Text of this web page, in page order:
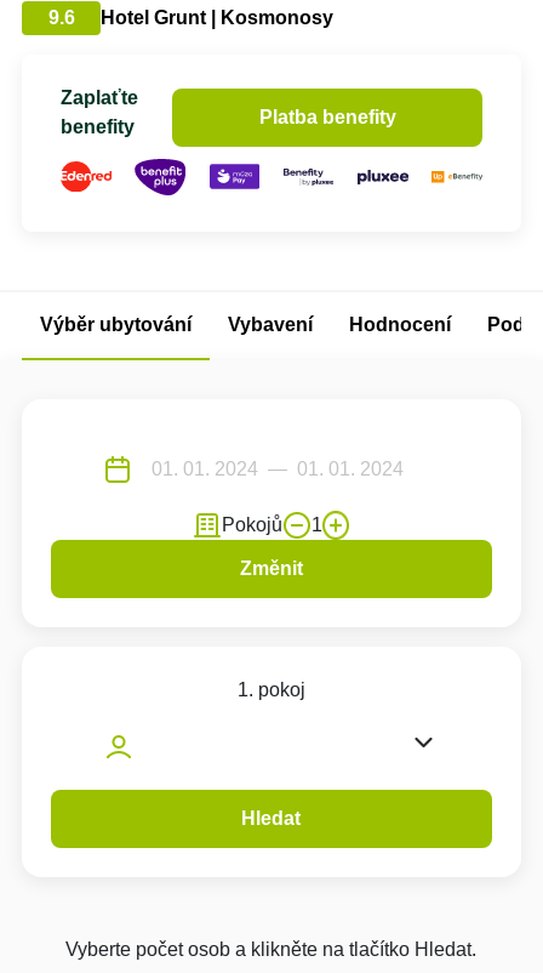
9.6 Hotel Grunt | Kosmonosy
Zaplaťte
benefity
Platba benefity
Výběr ubytování Vybavení Hodnocení
Pokojů 1
Změnit
1. pokoj
Hledat
Vyberte počet osob a klikněte na tlačítko Hledat.